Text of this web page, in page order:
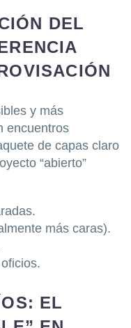
DEL
y más
encuentros
de capas claro
“abierto”
más caras).
EL